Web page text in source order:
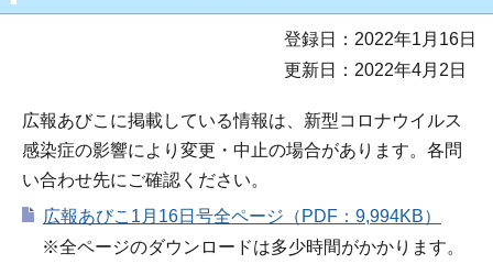
登録日：2022年1月16日
更新日：2022年4月2日
広報あびこに掲載している情報は、新型コロナウイルス
感染症の影響により変更・中止の場合があります。各問
い合わせ先にご確認ください。
広報あびこ1月16日号全ページ（PDF：9,994KB）
※全ページのダウンロードは多少時間がかかります。